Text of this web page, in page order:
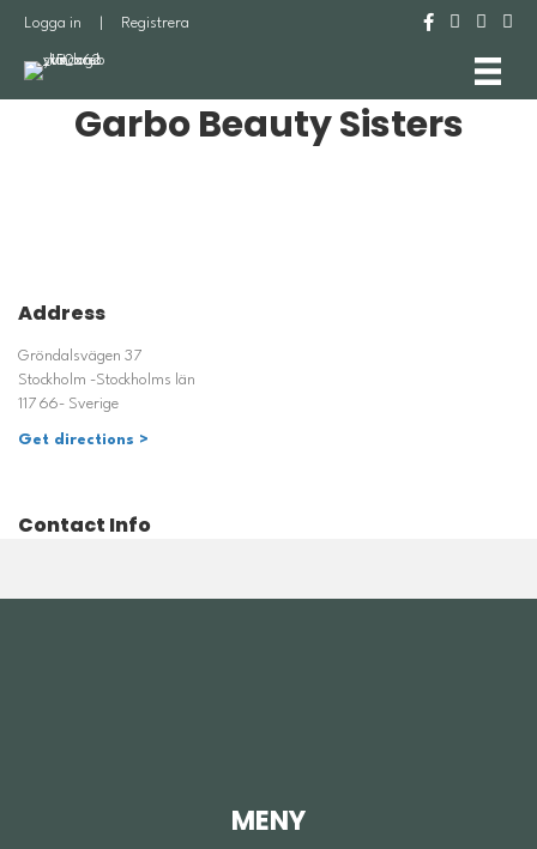
Logga in Registrera
Garbo Beauty Sisters
Address
Gröndalsvägen 37
Stockholm -Stockholms län
117 66- Sverige
Get directions >
Contact Info
MENY